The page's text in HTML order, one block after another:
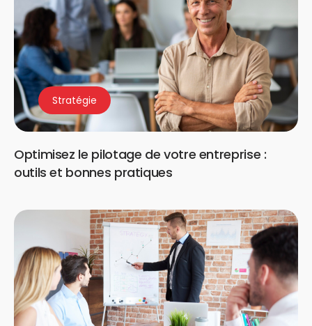
Optimisez le pilotage de votre entreprise :
outils et bonnes pratiques
Stratégie